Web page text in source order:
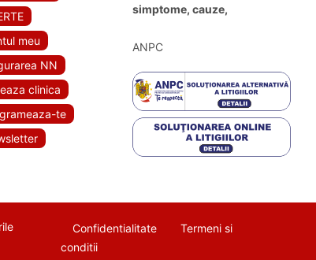
meu
NN
clinica
te
simptome, cauze,
moderne de
ANPC
Confidentialitate
Termeni si
conditii